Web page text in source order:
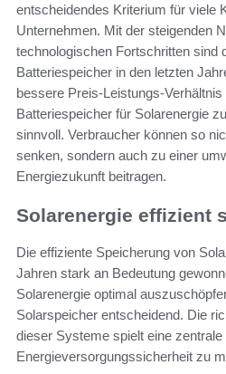
entscheidendes Kriterium für viele
Unternehmen. Mit der steigenden
technologischen Fortschritten sind
Batteriespeicher in den letzten
bessere Preis-Leistungs-
Batteriespeicher für Solarenergie
sinnvoll. Verbraucher können so
senken, sondern auch zu einer
Energiezukunft beitragen.
Solarenergie effizient
Die effiziente Speicherung von
Jahren stark an Bedeutung
Solarenergie optimal
Solarspeicher entscheidend. Die
dieser Systeme spielt eine
Energieversorgungssicherheit zu